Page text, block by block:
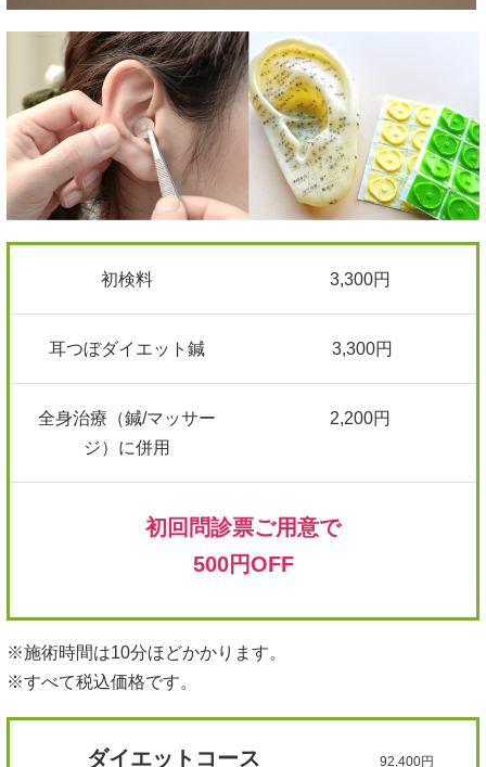
初検料 3,300円
耳つぼダイエット鍼 3,300円
全身治療（鍼/マッサー
ジ）に併用
2,200円
初回問診票ご用意で
500円OFF
※施術時間は10分ほどかかります。
※すべて税込価格です。
ダイエットコース 92,400円